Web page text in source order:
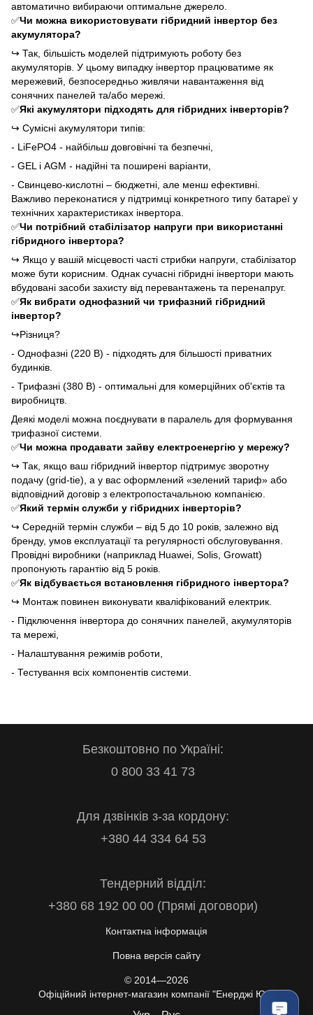
автоматично вибираючи оптимальне джерело.
✅Чи можна використовувати гібридний інвертор без
акумулятора?
↪ Так, більшість моделей підтримують роботу без
акумуляторів. У цьому випадку інвертор працюватиме як
мережевий, безпосередньо живлячи навантаження від
сонячних панелей та/або мережі.
✅Які акумулятори підходять для гібридних інверторів?
↪ Сумісні акумулятори типів:
- LiFePO4 - найбільш довговічні та безпечні,
- GEL і AGM - надійні та поширені варіанти,
- Свинцево-кислотні – бюджетні, але менш ефективні.
Важливо переконатися у підтримці конкретного типу батареї у
технічних характеристиках інвертора.
✅Чи потрібний стабілізатор напруги при використанні
гібридного інвертора?
↪ Якщо у вашій місцевості часті стрибки напруги, стабілізатор
може бути корисним. Однак сучасні гібридні інвертори мають
вбудовані засоби захисту від перевантажень та перенапруг.
✅Як вибрати однофазний чи трифазний гібридний
інвертор?
↪Різниця?
- Однофазні (220 В) - підходять для більшості приватних
будинків.
- Трифазні (380 В) - оптимальні для комерційних об'єктів та
виробництв.
Деякі моделі можна поєднувати в паралель для формування
трифазної системи.
✅Чи можна продавати зайву електроенергію у мережу?
↪ Так, якщо ваш гібридний інвертор підтримує зворотну
подачу (grid-tie), а у вас оформлений «зелений тариф» або
відповідний договір з електропостачальною компанією.
✅Який термін служби у гібридних інверторів?
↪ Середній термін служби – від 5 до 10 років, залежно від
бренду, умов експлуатації та регулярності обслуговування.
Провідні виробники (наприклад Huawei, Solis, Growatt)
пропонують гарантію від 5 років.
✅Як відбувається встановлення гібридного інвертора?
↪ Монтаж повинен виконувати кваліфікований електрик.
- Підключення інвертора до сонячних панелей, акумуляторів
та мережі,
- Налаштування режимів роботи,
- Тестування всіх компонентів системи.
Безкоштовно по Україні:
0 800 33 41 73
Для дзвінків з-за кордону:
+380 44 334 64 53
Тендерний відділ:
+380 68 192 00 00 (Прямі договори)
Контактна інформація
Повна версія сайту
© 2014—2026
Офіційний інтернет-магазин компанії "Енерджі Юа"